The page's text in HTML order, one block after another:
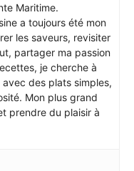
Maritime.
a toujours été mon
les saveurs, revisiter
partager ma passion
je cherche à
des plats simples,
Mon plus grand
prendre du plaisir à